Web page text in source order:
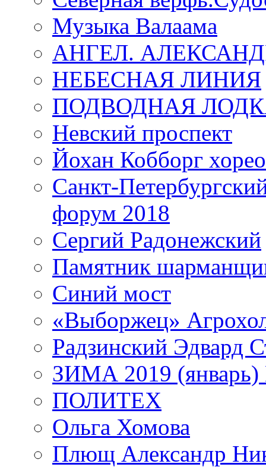
Музыка Валаама
АНГЕЛ.
НЕБЕСНАЯ ЛИНИЯ
ПОДВОДНАЯ
Невский проспект
Йохан Кобборг
Санкт-
форум 2018
Сергий Радонежский
Памятник
Синий мост
«Выборжец»
Радзинский Эдвард
ЗИМА 2019 (январь)
ПОЛИТЕХ
Ольга Хомова
Плющ Александр